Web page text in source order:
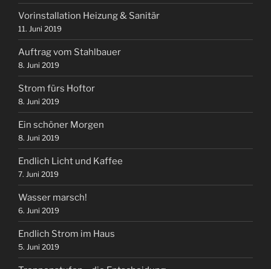
Vorinstallation Heizung & Sanitär
11. Juni 2019
Auftrag vom Stahlbauer
8. Juni 2019
Strom fürs Hoftor
8. Juni 2019
Ein schöner Morgen
8. Juni 2019
Endlich Licht und Kaffee
7. Juni 2019
Wasser marsch!
6. Juni 2019
Endlich Strom im Haus
5. Juni 2019